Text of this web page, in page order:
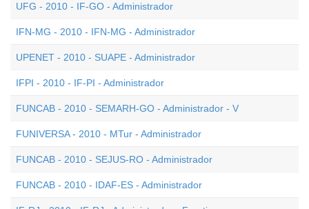
UFG - 2010 - IF-GO - Administrador
IFN-MG - 2010 - IFN-MG - Administrador
UPENET - 2010 - SUAPE - Administrador
IFPI - 2010 - IF-PI - Administrador
FUNCAB - 2010 - SEMARH-GO - Administrador - V
FUNIVERSA - 2010 - MTur - Administrador
FUNCAB - 2010 - SEJUS-RO - Administrador
FUNCAB - 2010 - IDAF-ES - Administrador